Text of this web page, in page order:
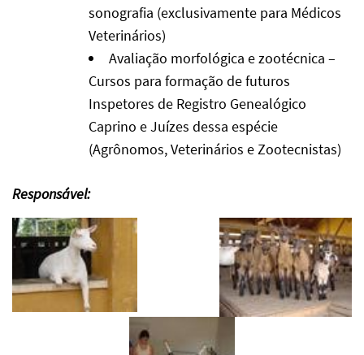
sonografia (exclusivamente para Médicos
Veterinários)
Avaliação morfológica e zootécnica –
Cursos para formação de futuros
Inspetores de Registro Genealógico
Caprino e Juízes dessa espécie
(Agrônomos, Veterinários e Zootecnistas)
Responsável: